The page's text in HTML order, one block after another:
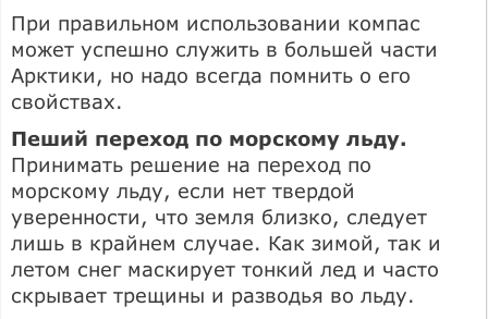
При правильном использовании компас
может успешно служить в большей части
Арктики, но надо всегда помнить о его
свойствах.
Пеший переход по морскому льду.
Принимать решение на переход по
морскому льду, если нет твердой
уверенности, что земля близко, следует
лишь в крайнем случае. Как зимой, так и
летом снег маскирует тонкий лед и часто
скрывает трещины и разводья во льду.